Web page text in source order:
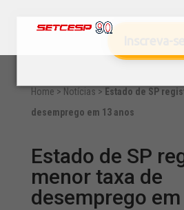
Home > Notícias > Estado de SP
desemprego em 13 anos
Estado de SP
menor taxa de
desemprego